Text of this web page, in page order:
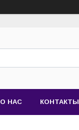
О НАС КОНТАКТЫ